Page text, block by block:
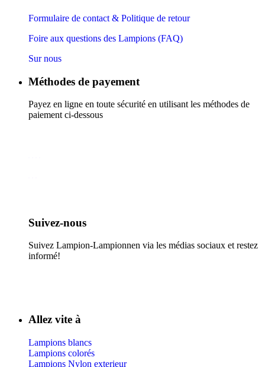
Formulaire de contact & Politique de retour
Foire aux questions des Lampions (FAQ)
Sur nous
Méthodes de payement
Payez en ligne en toute sécurité en utilisant les méthodes de
paiement ci-dessous
Suivez-nous​
Suivez Lampion-Lampionnen via les médias sociaux et restez
informé!
Allez vite à
Lampions blancs
Lampions colorés
Lampions Nylon exterieur